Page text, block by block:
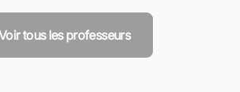
tous les professeurs